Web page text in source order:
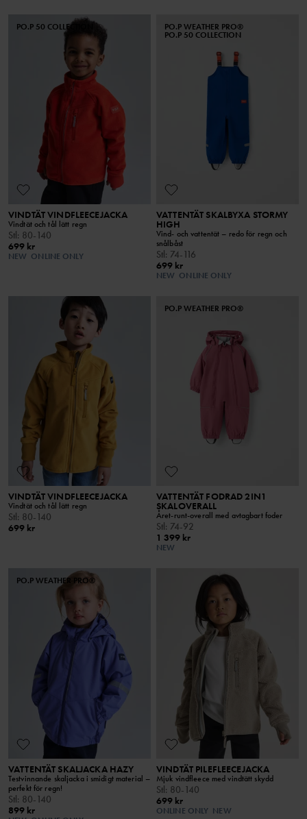
PO.P 50 COLLECTION
VINDTÄT VINDFLEECEJACKA
Vindtät och tål lätt regn
Stl: 80-140
699 kr
NEW ONLINE ONLY
PO.P WEATHER PRO®
PO.P 50 COLLECTION
VATTENTÄT SKALBYXA STORMY
HIGH
Vind- och vattentät – redo för regn och
snålbåst
Stl: 74-116
699 kr
NEW ONLINE ONLY
VINDTÄT VINDFLEECEJACKA
Vindtät och tål lätt regn
Stl: 80-140
699 kr
PO.P WEATHER PRO®
VATTENTÄT FODRAD 2IN1
SKALOVERALL
Året-runt-overall med avtagbart foder
Stl: 74-92
1 399 kr
NEW
PO.P WEATHER PRO®
VATTENTÄT SKALJACKA HAZY
Testvinnande skaljacka i smidigt material –
perfekt för regn!
Stl: 80-140
899 kr
VINDTÄT PILEFLEECEJACKA
Mjuk vindfleece med vindtätt skydd
Stl: 80-140
699 kr
ONLINE ONLY NEW